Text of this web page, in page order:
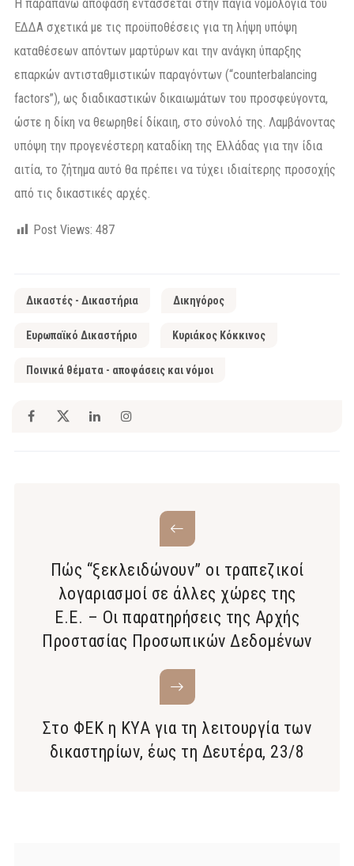
Η παραπάνω απόφαση εντάσσεται στην πάγια νομολογία του
ΕΔΔΑ σχετικά με τις προϋποθέσεις για τη λήψη υπόψη
καταθέσεων απόντων μαρτύρων και την ανάγκη ύπαρξης
επαρκών αντισταθμιστικών παραγόντων (“counterbalancing
factors”), ως διαδικαστικών δικαιωμάτων του προσφεύγοντα,
ώστε η δίκη να θεωρηθεί δίκαιη, στο σύνολό της. Λαμβάνοντας
υπόψη την προγενέστερη καταδίκη της Ελλάδας για την ίδια
αιτία, το ζήτημα αυτό θα πρέπει να τύχει ιδιαίτερης προσοχής
από τις δικαστικές αρχές.
Post Views: 487
Δικαστές - Δικαστήρια Δικηγόρος
Ευρωπαϊκό Δικαστήριο Κυριάκος Κόκκινος
Ποινικά θέματα - αποφάσεις και νόμοι
Πώς “ξεκλειδώνουν” οι τραπεζικοί
λογαριασμοί σε άλλες χώρες της
Ε.Ε. – Οι παρατηρήσεις της Αρχής
Προστασίας Προσωπικών Δεδομένων
Στο ΦΕΚ η ΚΥΑ για τη λειτουργία των
δικαστηρίων, έως τη Δευτέρα, 23/8